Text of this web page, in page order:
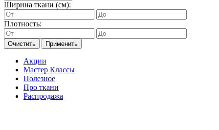
Ширина ткани (см):
Плотность:
Очистить Применить
Акции
Мастер Классы
Полезное
Про ткани
Распродажа